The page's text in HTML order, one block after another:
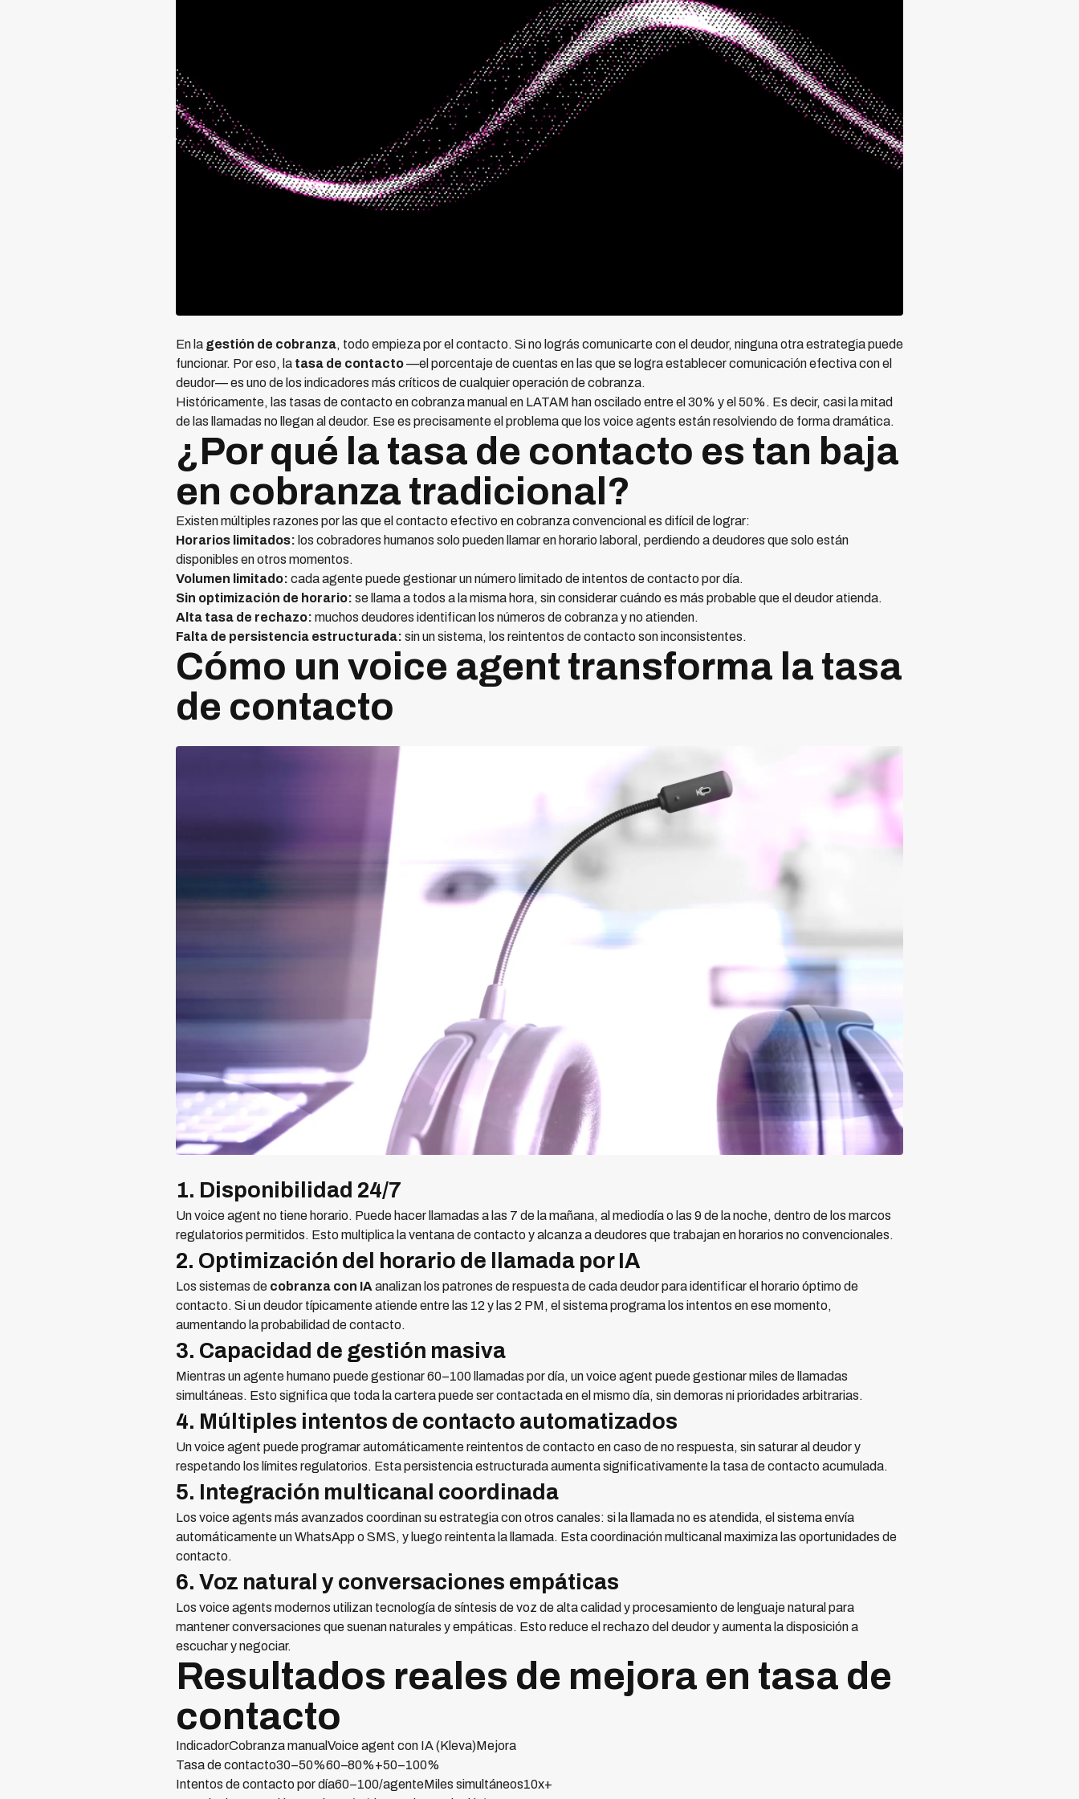
En la gestión de cobranza, todo empieza por el contacto. Si no lográs comunicarte con el deudor, ninguna otra estrategia puede
funcionar. Por eso, la tasa de contacto—el porcentaje de cuentas en las que se logra establecer comunicación efectiva con el
deudor— es uno de los indicadores más críticos de cualquier operación de cobranza.
Históricamente, las tasas de contacto en cobranza manual en LATAM han oscilado entre el 30% y el 50%. Es decir, casi la mitad
de las llamadas no llegan al deudor. Ese es precisamente el problema que los voice agents están resolviendo de forma dramática.
¿Por qué la tasa de contacto es tan baja
en cobranza tradicional?
Existen múltiples razones por las que el contacto efectivo en cobranza convencional es difícil de lograr:
Horarios limitados: los cobradores humanos solo pueden llamar en horario laboral, perdiendo a deudores que solo están
disponibles en otros momentos.
Volumen limitado: cada agente puede gestionar un número limitado de intentos de contacto por día.
Sin optimización de horario: se llama a todos a la misma hora, sin considerar cuándo es más probable que el deudor atienda.
Alta tasa de rechazo: muchos deudores identifican los números de cobranza y no atienden.
Falta de persistencia estructurada: sin un sistema, los reintentos de contacto son inconsistentes.
Cómo un voice agent transforma la tasa
de contacto
1. Disponibilidad 24/7
Un voice agent no tiene horario. Puede hacer llamadas a las 7 de la mañana, al mediodía o las 9 de la noche, dentro de los marcos
regulatorios permitidos. Esto multiplica la ventana de contacto y alcanza a deudores que trabajan en horarios no convencionales.
2. Optimización del horario de llamada por IA
Los sistemas de cobranza con IA analizan los patrones de respuesta de cada deudor para identificar el horario óptimo de
contacto. Si un deudor típicamente atiende entre las 12 y las 2 PM, el sistema programa los intentos en ese momento,
aumentando la probabilidad de contacto.
3. Capacidad de gestión masiva
Mientras un agente humano puede gestionar 60–100 llamadas por día, un voice agent puede gestionar miles de llamadas
simultáneas. Esto significa que toda la cartera puede ser contactada en el mismo día, sin demoras ni prioridades arbitrarias.
4. Múltiples intentos de contacto automatizados
Un voice agent puede programar automáticamente reintentos de contacto en caso de no respuesta, sin saturar al deudor y
respetando los límites regulatorios. Esta persistencia estructurada aumenta significativamente la tasa de contacto acumulada.
5. Integración multicanal coordinada
Los voice agents más avanzados coordinan su estrategia con otros canales: si la llamada no es atendida, el sistema envía
automáticamente un WhatsApp o SMS, y luego reintenta la llamada. Esta coordinación multicanal maximiza las oportunidades de
contacto.
6. Voz natural y conversaciones empáticas
Los voice agents modernos utilizan tecnología de síntesis de voz de alta calidad y procesamiento de lenguaje natural para
mantener conversaciones que suenan naturales y empáticas. Esto reduce el rechazo del deudor y aumenta la disposición a
escuchar y negociar.
Resultados reales de mejora en tasa de
contacto
IndicadorCobranza manualVoice agent con IA (Kleva)Mejora
Tasa de contacto30–50%60–80%+50–100%
Intentos de contacto por día60–100/agenteMiles simultáneos10x+